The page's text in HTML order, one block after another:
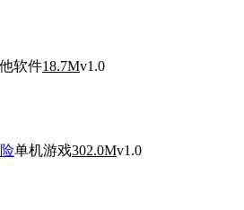
软件18.7Mv1.0
单机游戏302.0Mv1.0